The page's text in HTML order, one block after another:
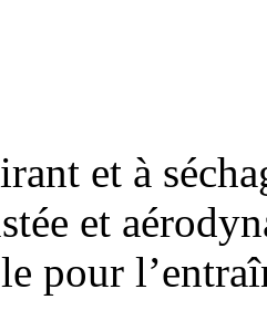
et à
et
pour